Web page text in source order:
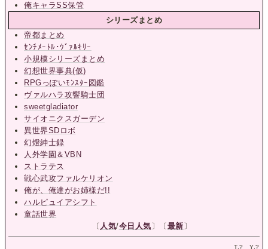
俺キャラSS保管
シリーズまとめ
帝都まとめ
ｾﾝﾁﾒｰﾄﾙ･ｳﾞｧﾙｷﾘｰ
小規模シリーズまとめ
幻想世界事典(仮)
RPGっぽいﾓﾝｽﾀｰ図鑑
ヴァルハラ攻響騎士団
sweetgladiator
サイオニクスガーデン
異世界SDロボ
幻燈紳士録
人外学園＆VBN
ストラテス
戦心武攻ファルケリオン
俺が、俺達がお姉様だ!!
ハルピュイアシフト
童話世界
〔 人気/今日人気 〕〔 最新 〕
T.? Y.?